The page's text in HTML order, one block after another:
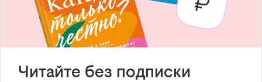
Читайте без подписки